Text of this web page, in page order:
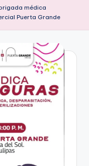
médica
Puerta Grande